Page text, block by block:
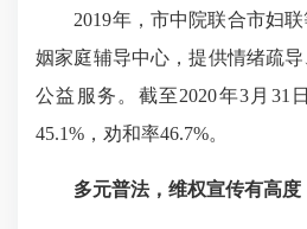
2019年，市中院联合市妇联
姻家庭辅导中心，提供情绪疏
公益服务。截至2020年3月31
45.1%，劝和率46.7%。
多元普法，维权宣传有高度